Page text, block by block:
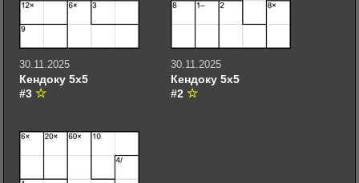
30.11.2025
Кендоку 5х5
#3
30.11.2025
Кендоку 5х5
#2